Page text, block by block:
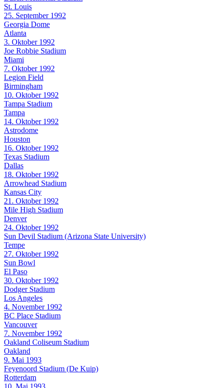
St. Louis
25. September 1992
Georgia Dome
Atlanta
3. Oktober 1992
Joe Robbie Stadium
Miami
7. Oktober 1992
Legion Field
Birmingham
10. Oktober 1992
Tampa Stadium
Tampa
14. Oktober 1992
Astrodome
Houston
16. Oktober 1992
Texas Stadium
Dallas
18. Oktober 1992
Arrowhead Stadium
Kansas City
21. Oktober 1992
Mile High Stadium
Denver
24. Oktober 1992
Sun Devil Stadium (Arizona State University)
Tempe
27. Oktober 1992
Sun Bowl
El Paso
30. Oktober 1992
Dodger Stadium
Los Angeles
4. November 1992
BC Place Stadium
Vancouver
7. November 1992
Oakland Coliseum Stadium
Oakland
9. Mai 1993
Feyenoord Stadium (De Kuip)
Rotterdam
10. Mai 1993